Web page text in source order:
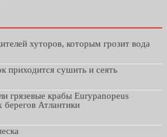
хуторов, которым грозит вода
приходится сушить и сеять
грязевые крабы Eurypanopeus
берегов Атлантики